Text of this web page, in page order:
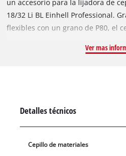
un accesorio para la lijadora de
18/32 Li BL Einhell Professional.
flexibles con un grano de P80, el
para lijar madera o metal. El
Ver mas
Detalles técnicos
Cepillo de materiales